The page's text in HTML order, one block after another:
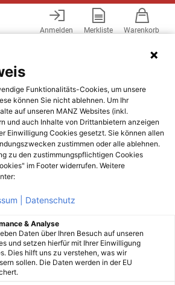
Anmelden Merkliste Warenkorb
Funktionalitäts-Cookies, um unsere
können Sie nicht ablehnen. Um Ihr
auf unseren MANZ Websites (inkl.
und auch Inhalte von Drittanbietern anzeigen
Einwilligung Cookies gesetzt. Sie können allen
zustimmen oder alle ablehnen.
zu den zustimmungspflichtigen Cookies
im Footer widerrufen. Weitere
| Datenschutz
& Analyse
Daten über Ihren Besuch auf unseren
und setzen hierfür mit Ihrer Einwilligung
Dies hilft uns zu verstehen, was wir
sollen. Die Daten werden in der EU